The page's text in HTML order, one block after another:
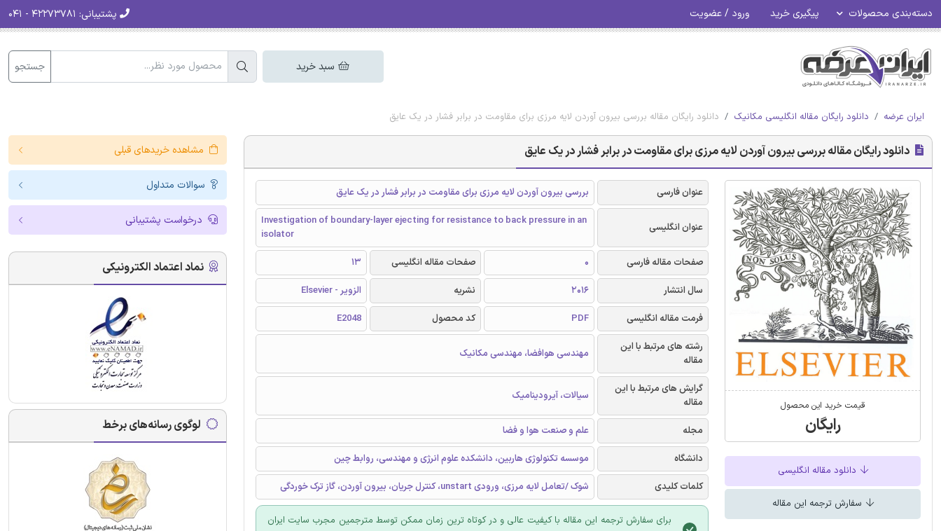
دسته‌بندی محصولات پیگیری خرید ورود / عضویت پشتیبانی:
سبد خرید جستجو
ایران عرضه دانلود رایگان مقاله انگلیسی مکانیک دانلود رایگان مقاله بررسی بیرون آوردن لایه مرزی برای مقاومت در برابر فشار در یک عایق
دانلود رایگان مقاله بررسی بیرون آوردن لایه مرزی برای مقاومت در برابر فشار در یک عایق
قیمت خرید این محصول
رایگان
دانلود مقاله انگلیسی
سفارش ترجمه این مقاله
عنوان فارسی بررسی بیرون آوردن لایه مرزی برای مقاومت در برابر فشار در یک عایق
عنوان انگلیسی
Investigation of boundary-layer ejecting for resistance to back pressure in an
isolator
صفحات مقاله فارسی
0 صفحات مقاله انگلیسی
13
سال انتشار
2016 نشریه
الزویر - Elsevier
فرمت مقاله انگلیسی
PDF کد محصول
E2048
رشته های مرتبط با این
مقاله
مهندسی هوافضا، مهندسی مکانیک
گرایش های مرتبط با این
مقاله
سیالات، آیرودینامیک
مجله
علم و صنعت هوا و فضا
دانشگاه
موسسه تکنولوژی هاربین، دانشکده علوم انرژی و مهندسی، روابط چین
کلمات کلیدی
شوک /تعامل لایه مرزی، ورودی unstart، کنترل جریان، بیرون آوردن، گاز ترک خوردگی
برای سفارش ترجمه این مقاله با کیفیت عالی و در کوتاه ترین زمان ممکن توسط مترجمین مجرب سایت ایران
مشاهده خریدهای قبلی
سوالات متداول
درخواست پشتیبانی
نماد اعتماد الکترونیکی
لوگوی رسانه‌های برخط